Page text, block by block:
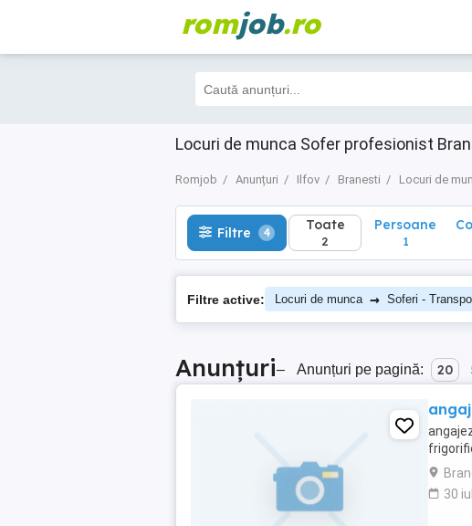
romjob.ro
Locuri de munca Sofer profesionist
Romjob Anunțuri Ilfov Branesti Locuri de
Filtre 4 Toate
2
Filtre 4 Toate
2
Persoane
1
Filtre active: Locuri de munca → Soferi -
Anunțuri– Anunțuri pe pagină: 20
30